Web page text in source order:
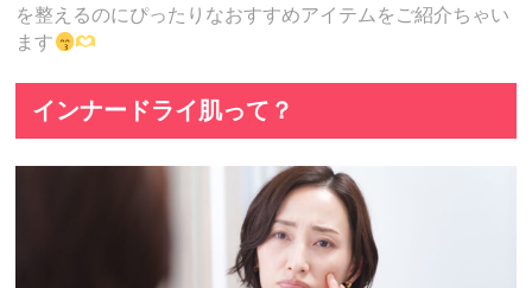
を整えるのにぴったりなおすすめアイテムをご紹介ちゃい
ます
インナードライ肌って？